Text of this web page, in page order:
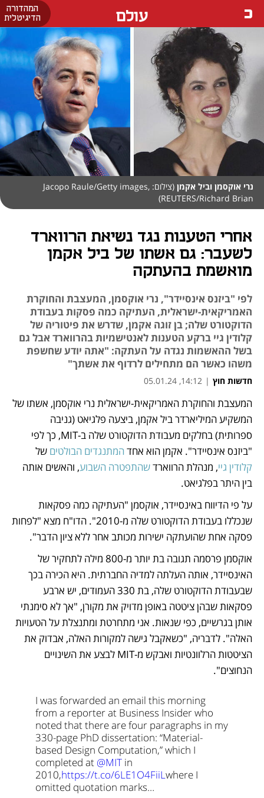
המהדורה
הדיגיטלית
עולם
נרי אוקסמן וביל אקמן
(צילום: Jacopo Raule/Getty images,
REUTERS/Richard Brian)
אחרי הטענות נגד נשיאת הרווארד
לשעבר: גם אשתו של ביל אקמן
מואשמת בהעתקה
לפי "ביזנס אינסיידר", נרי אוקסמן, המעצבת והחוקרת
האמריקאית-ישראלית, העתיקה כמה פסקות בעבודת
הדוקטורט שלה; בן זוגה אקמן, שדרש את פיטוריה של
קלודין גיי ברקע הטענות לאנטישמיות בהרווארד אבל גם
בשל ההאשמות נגדה על העתקה: "אתה יודע שחשפת
משהו כאשר הם מתחילים לרדוף את אשתך"
חדשות חוץ |
14:12, 05.01.24
"ביזנס אינסיידר". אקמן הוא אחד המתנגדים הבולטים של
קלודין גיי, מנהלת הרווארד שהתפטרה השבוע
בין היתר בפלגיאט.
פסקה אחת שהועתקה ישירות מכותב אחר ללא ציון הדבר".
הנחוצים".
I was forwarded an email this morning
from a reporter at Business Insider who
noted that there are four paragraphs in my
330-page PhD dissertation: “Material-
based Design Computation,” which I
completed at @MIT in
2010,https://t.co/6LE1O4FiiLwhere I
omitted quotation marks…